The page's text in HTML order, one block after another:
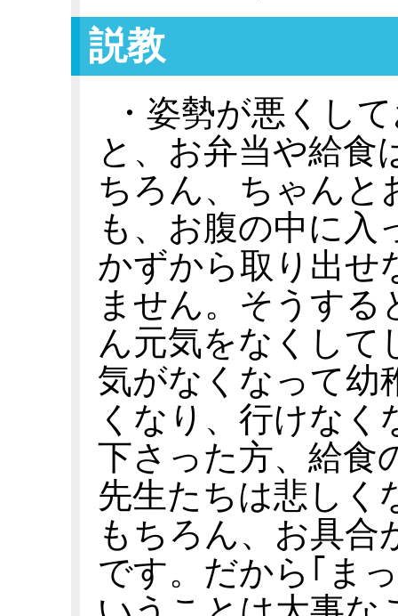
説教
・姿勢が悪くし
と、お弁当や給
ちろん、ちゃんと
も、お腹の中に入
かずから取り出せ
ません。そうす
ん元気をなくして
気がなくなって幼
くなり、行けな
下さった方、給食
先生たちは悲しく
もちろん、お具合
です。だから｢ま